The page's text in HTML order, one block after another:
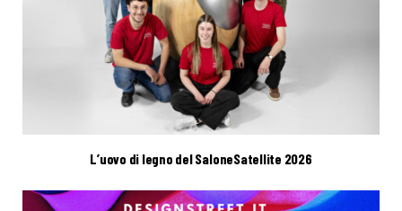
L’uovo di legno del SaloneSatellite 2026